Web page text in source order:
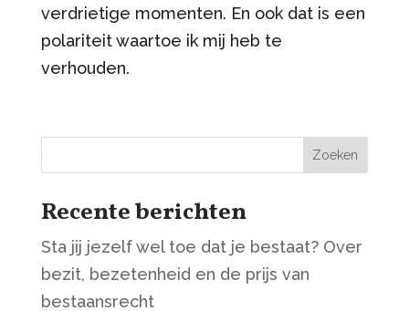
verdrietige momenten. En ook dat is een
polariteit waartoe ik mij heb te
verhouden.
Zoeken
Recente berichten
Sta jij jezelf wel toe dat je bestaat? Over
bezit, bezetenheid en de prijs van
bestaansrecht